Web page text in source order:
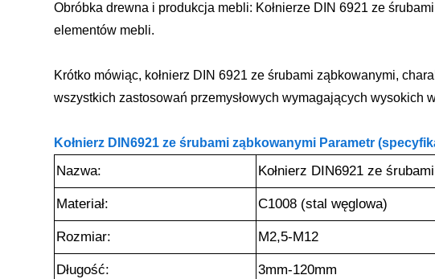
Obróbka drewna i produkcja mebli: Kołnierze DIN 6921 ze
elementów mebli.
Krótko mówiąc, kołnierz DIN 6921 ze śrubami ząbkowanymi,
wszystkich zastosowań przemysłowych wymagających wysokich
Kołnierz DIN6921 ze śrubami ząbkowanymi Parametr
Nazwa: Kołnierz DIN6921 ze
Materiał: C1008 (stal węglowa)
Rozmiar: M2,5-M12
Długość: 3mm-120mm